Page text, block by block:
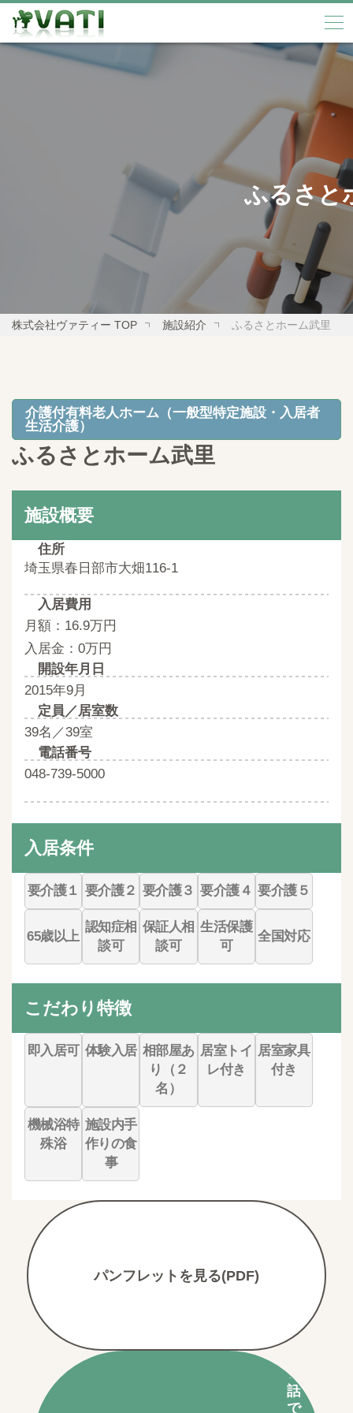
ふるさと
株式会社ヴァティー TOP 施設紹介 ふるさとホーム武里
介護付有料老人ホーム（一般型特定施設・入居者
生活介護）
ふるさとホーム武里
施設概要
住所
埼玉県春日部市大畑116-1
入居費用
月額：16.9万円
入居金：0万円
開設年月日
2015年9月
定員／居室数
39名／39室
電話番号
048-739-5000
入居条件
要介護１ 要介護２ 要介護３ 要介護４ 要介護５
65歳以上
認知症相
談可
保証人相
談可
生活保護
可
全国対応
こだわり特徴
即入居可 体験入居 相部屋あ
り（２
名）
居室トイ
レ付き
居室家具
付き
機械浴特
殊浴
施設内手
作りの食
事
パンフレットを見る(PDF)
電
話
で